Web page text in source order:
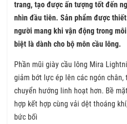
trang, tạo được ấn tượng tốt đến
nhìn đầu tiên. Sản phẩm được
người mang khi vận động trong
biệt là dành cho bộ môn cầu lông.
Phần mũi giày cầu lông Mira
giảm bớt lực ép lên các ngón chân,
chuyển hướng linh hoạt hơn. Bề
hợp kết hợp cùng vải dệt thoáng
bức bối